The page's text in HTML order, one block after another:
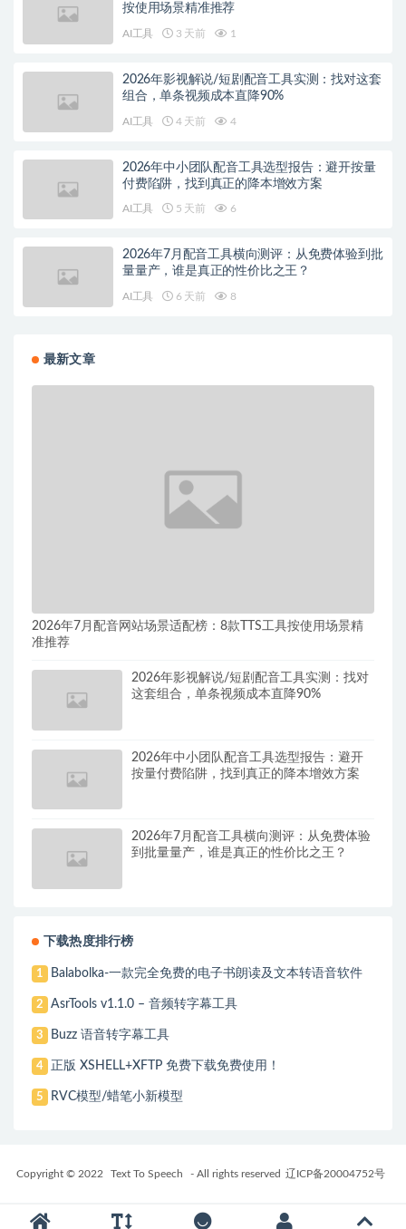
按使用场景精准推荐
AI工具 3 天前 1
2026年影视解说/短剧配音工具实测：找对这套
组合，单条视频成本直降90%
AI工具 4 天前 4
2026年中小团队配音工具选型报告：避开按量
付费陷阱，找到真正的降本增效方案
AI工具 5 天前 6
2026年7月配音工具横向测评：从免费体验到批
量量产，谁是真正的性价比之王？
AI工具 6 天前 8
最新文章
2026年7月配音网站场景适配榜：8款TTS工具按使用场景精
准推荐
2026年影视解说/短剧配音工具实测：找对
这套组合，单条视频成本直降90%
2026年中小团队配音工具选型报告：避开
按量付费陷阱，找到真正的降本增效方案
2026年7月配音工具横向测评：从免费体验
到批量量产，谁是真正的性价比之王？
下载热度排行榜
1 Balabolka-一款完全免费的电子书朗读及文本转语音软件
2 AsrTools v1.1.0 – 音频转字幕工具
3 Buzz 语音转字幕工具
4 正版 XSHELL+XFTP 免费下载免费使用！
5 RVC模型/蜡笔小新模型
Copyright © 2022 Text To Speech - All rights reserved 辽ICP备20004752号